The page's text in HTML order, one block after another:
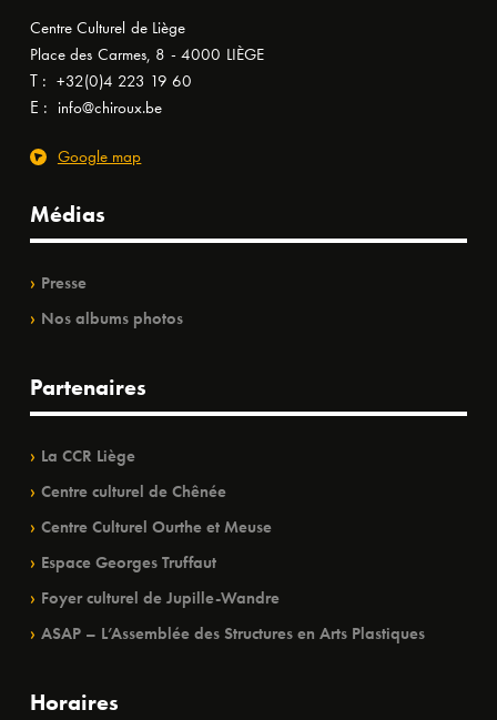
Centre Culturel de Liège
Place des Carmes, 8 - 4000 LIÈGE
T : +32(0)4 223 19 60
E : info@chiroux.be
Google map
Médias
Presse
Nos albums photos
Partenaires
La CCR Liège
Centre culturel de Chênée
Centre Culturel Ourthe et Meuse
Espace Georges Truffaut
Foyer culturel de Jupille-Wandre
ASAP – L’Assemblée des Structures en Arts Plastiques
Horaires